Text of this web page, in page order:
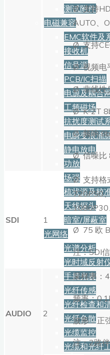
测试附件
电磁兼容
EMC软件及
接收机
信号源
PCB/IC扫描
电源及耦合
工频磁场
抗扰度测试
电瞬变浪涌
静电放电
功放
场强
梳状源及校
天线探头
暗室/屏蔽室
光网络
光谱分析
光时域反射
手持光表
光纤传感
光纤检查和
光纤色散
光缆监控
光缆和光纤
Ø 支持
AUTO、
Ø 支持
Ø 视频电
Ø 非线性
Ø K-2T
Ø 频响
Ø 信噪比
SDI 1
Ø 支持格
720P50
Ø 75 欧
注：SDI
AUDIO 2
采样率：
频率：
波形：正
注：2路